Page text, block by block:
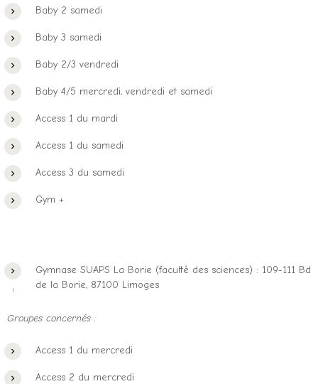
Baby 2 samedi
Baby 3 samedi
Baby 2/3 vendredi
Baby 4/5 mercredi, vendredi et samedi
Access 1 du mardi
Access 1 du samedi
Access 3 du samedi
Gym +
Gymnase SUAPS La Borie (faculté des sciences) : 109-111 Bd
de la Borie, 87100 Limoges
Groupes concernés :
Access 1 du mercredi
Access 2 du mercredi